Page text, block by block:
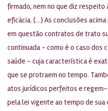
firmado, nem no que diz respeito
eficácia. (…) As conclusões
em questão contratos de trato
continuada – como é o caso dos
saúde – cuja característica é
que se protraem no tempo.
atos jurídicos perfeitos e
pela lei vigente ao tempo de sua